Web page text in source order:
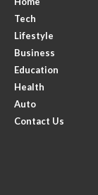
Tech
Lifestyle
Business
Education
Health
Auto
Contact Us